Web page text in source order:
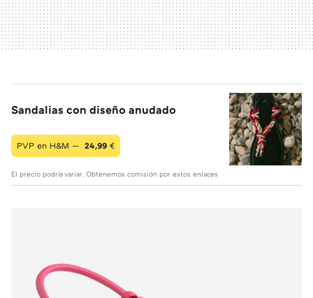
Sandalias con diseño anudado
PVP en H&M — 24,99 €
El precio podría variar. Obtenemos comisión por estos enlaces